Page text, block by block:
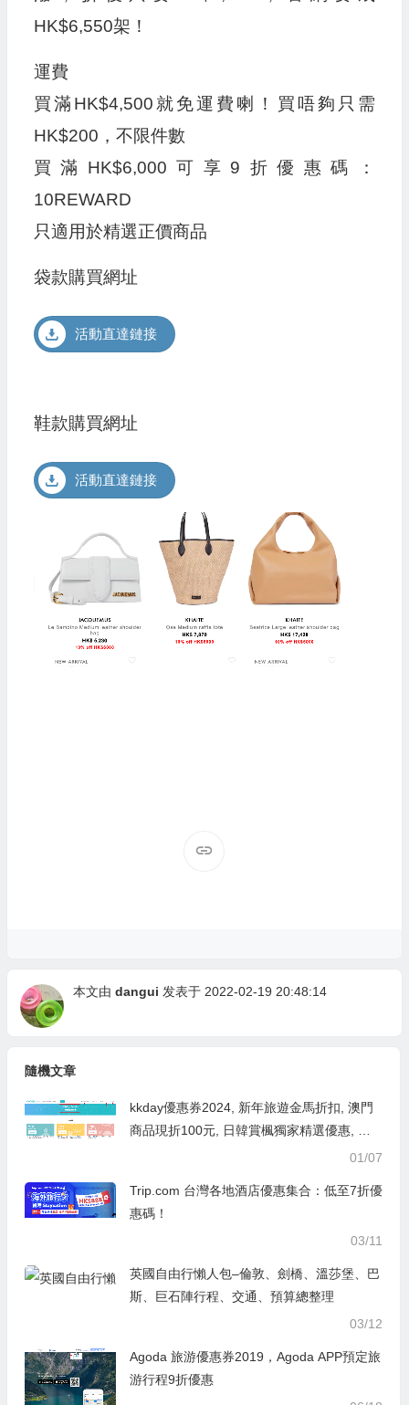
HK$6,550架！
運費
買滿HK$4,500就免運費喇！買唔夠只需
HK$200，不限件數
買滿HK$6,000可享9折優惠碼：
10REWARD
只適用於精選正價商品
袋款購買網址
活動直達鏈接
鞋款購買網址
活動直達鏈接
本文由 dangui 发表于 2022-02-19 20:48:14
隨機文章
kkday優惠券2024, 新年旅遊金馬折扣, 澳門
商品現折100元, 日韓賞楓獨家精選優惠, 會
01/07
Trip.com 台灣各地酒店優惠集合：低至7折優
惠碼！
03/11
英國自由行懶人包–倫敦、劍橋、溫莎堡、巴
斯、巨石陣行程、交通、預算總整理
03/12
Agoda 旅游優惠券2019，Agoda APP預定旅
游行程9折優惠